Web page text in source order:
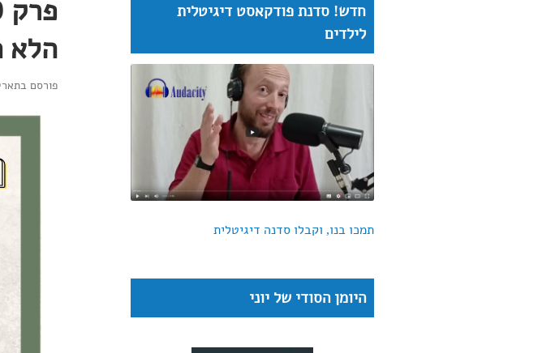
הלא
פורסם
חדש! סדנת פודקאסט דיגיטלית
לילדים
תמכו בנו, וקבלו סדנה דיגיטלית
היומן הסודי של יוני